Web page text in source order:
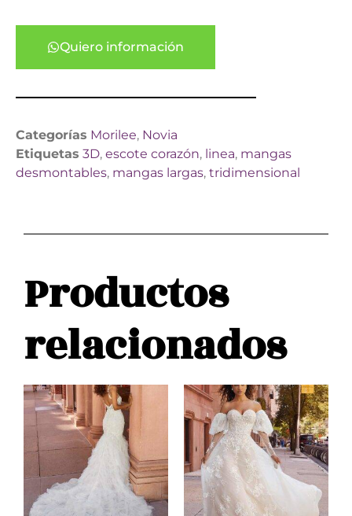
Quiero información
Categorías Morilee, Novia
Etiquetas 3D, escote corazón, linea, mangas
desmontables, mangas largas, tridimensional
Productos
relacionados